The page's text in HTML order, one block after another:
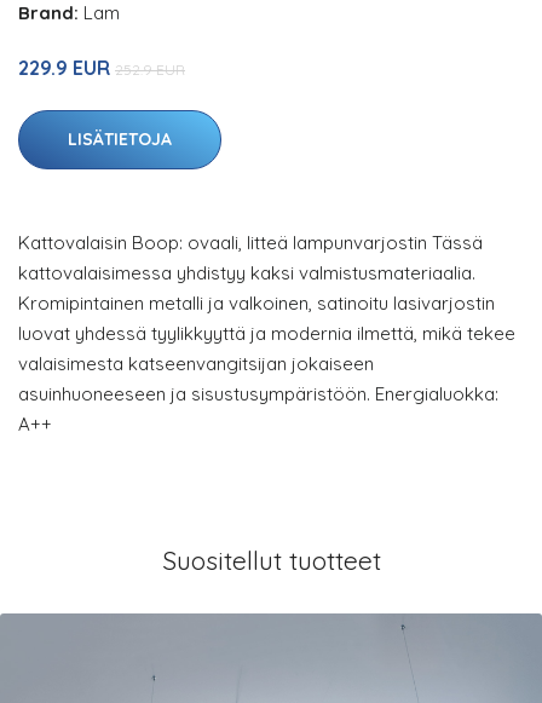
Brand: Lam
229.9 EUR 252.9 EUR
LISÄTIETOJA
Kattovalaisin Boop: ovaali, litteä lampunvarjostin Tässä
kattovalaisimessa yhdistyy kaksi valmistusmateriaalia.
Kromipintainen metalli ja valkoinen, satinoitu lasivarjostin
luovat yhdessä tyylikkyyttä ja modernia ilmettä, mikä tekee
valaisimesta katseenvangitsijan jokaiseen
asuinhuoneeseen ja sisustusympäristöön. Energialuokka:
A++
Suositellut tuotteet